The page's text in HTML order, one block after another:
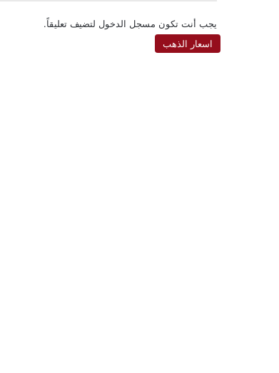
يجب أنت تكون مسجل الدخول لتضيف تعليقاً.
اسعار الذهب